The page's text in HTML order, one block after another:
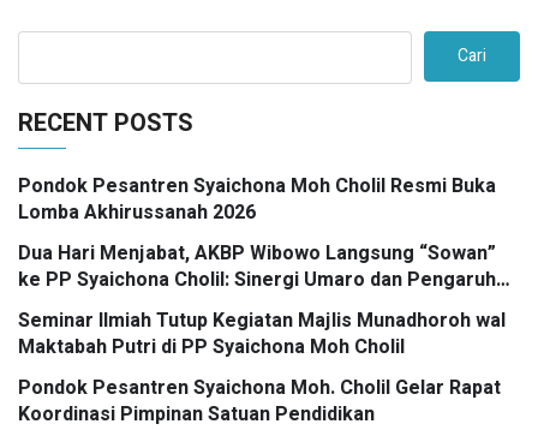
Cari
RECENT POSTS
Pondok Pesantren Syaichona Moh Cholil Resmi Buka
Lomba Akhirussanah 2026
Dua Hari Menjabat, AKBP Wibowo Langsung “Sowan”
ke PP Syaichona Cholil: Sinergi Umaro dan Pengaruh
Tokoh Pesantren Kunci Bangkalan Madani
Seminar Ilmiah Tutup Kegiatan Majlis Munadhoroh wal
Maktabah Putri di PP Syaichona Moh Cholil
Pondok Pesantren Syaichona Moh. Cholil Gelar Rapat
Koordinasi Pimpinan Satuan Pendidikan